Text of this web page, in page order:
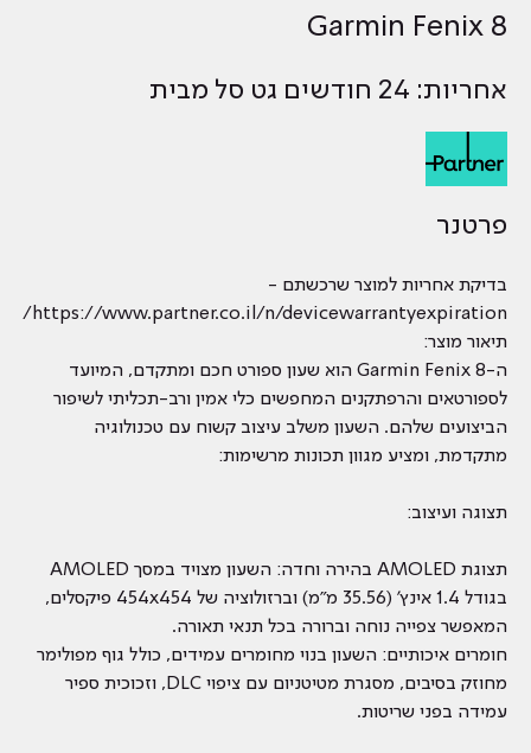
Garmin Fenix 8
אחריות: 24 חודשים גט סל מבית
פרטנר
בדיקת אחריות למוצר שרכשתם -
https://www.partner.co.il/n/devicewarrantyexpiration/
תיאור מוצר:
ה-Garmin Fenix 8 הוא שעון ספורט חכם ומתקדם, המיועד
לספורטאים והרפתקנים המחפשים כלי אמין ורב-תכליתי לשיפור
הביצועים שלהם. השעון משלב עיצוב קשוח עם טכנולוגיה
מתקדמת, ומציע מגוון תכונות מרשימות:
תצוגה ועיצוב:
תצוגת AMOLED בהירה וחדה: השעון מצויד במסך AMOLED
בגודל 1.4 אינץ' (35.56 מ"מ) וברזולוציה של 454x454 פיקסלים,
המאפשר צפייה נוחה וברורה בכל תנאי תאורה.
חומרים איכותיים: השעון בנוי מחומרים עמידים, כולל גוף מפולימר
מחוזק בסיבים, מסגרת מטיטניום עם ציפוי DLC, וזכוכית ספיר
עמידה בפני שריטות.